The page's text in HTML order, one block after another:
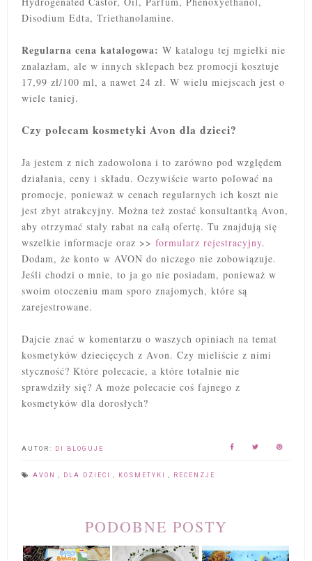
Disodium Edta, Triethanolamine.
Regularna cena katalogowa: W katalogu tej mgiełki nie
znalazłam, ale w innych sklepach bez promocji kosztuje
17,99 zł/100 ml, a nawet 24 zł. W wielu miejscach jest o
wiele taniej.
Czy polecam kosmetyki Avon dla dzieci?
Ja jestem z nich zadowolona i to zarówno pod względem
działania, ceny i składu. Oczywiście warto polować na
promocje, ponieważ w cenach regularnych ich koszt nie
jest zbyt atrakcyjny. Można też zostać konsultantką Avon,
aby otrzymać stały rabat na całą ofertę. Tu znajdują się
wszelkie informacje oraz >> formularz rejestracyjny.
Dodam, że konto w AVON do niczego nie zobowiązuje.
Jeśli chodzi o mnie, to ja go nie posiadam, ponieważ w
swoim otoczeniu mam sporo znajomych, które są
zarejestrowane.
Dajcie znać w komentarzu o waszych opiniach na temat
kosmetyków dziecięcych z Avon. Czy mieliście z nimi
styczność? Które polecacie, a które totalnie nie
sprawdziły się? A może polecacie coś fajnego z
kosmetyków dla dorosłych?
AUTOR: DI BLOGUJE
AVON , DLA DZIECI , KOSMETYKI , RECENZJE
PODOBNE POSTY